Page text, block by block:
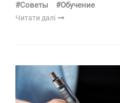
#Советы #Обучение
Читати далі